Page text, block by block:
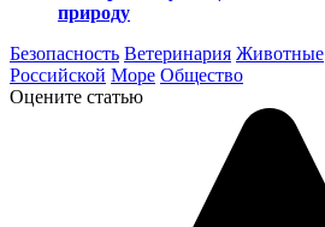
природу
Безопасность Ветеринария Животные
Российской Море Общество
Оцените статью